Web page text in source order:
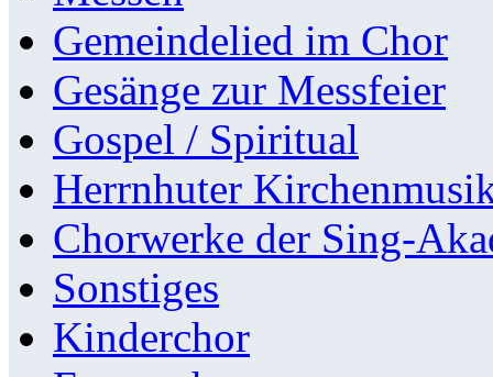
Gemeindelied im Chor
Gesänge zur Messfeier
Gospel / Spiritual
Herrnhuter
Chorwerke der Sing-
Sonstiges
Kinderchor